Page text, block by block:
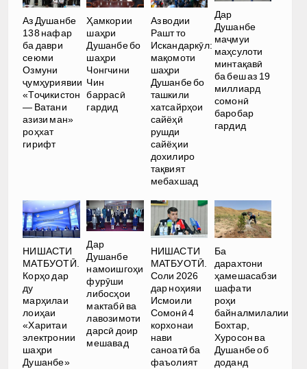
Аз Душанбе
138 нафар
ба даври
сеюми
Озмуни
ҷумҳуриявии
«Тоҷикистон
— Ватани
азизи ман»
роҳхат
гирифт
Ҳамкории
шаҳри
Душанбе бо
шаҳри
Чонгчини
Чин
баррасӣ
гардид
Аз водии
Рашт то
Искандаркӯл:
мақомоти
шаҳри
Душанбе бо
ташкили
хатсайрҳои
сайёҳӣ
рушди
сайёҳии
дохилиро
тақвият
мебахшад
Дар
Душанбе
маҷмуи
маҳсулоти
минтақавӣ
ба беш аз 19
миллиард
сомонӣ
баробар
гардид
НИШАСТИ
МАТБУОТӢ.
Корҳо дар
ду
марҳилаи
лоиҳаи
«Харитаи
электронии
шаҳри
Душанбе»
Дар
Душанбе
намоишгоҳи
фурӯши
либосҳои
мактабӣ ва
лавозимоти
дарсӣ доир
мешавад
НИШАСТИ
МАТБУОТӢ.
Соли 2026
дар ноҳияи
Исмоили
Сомонӣ 4
корхонаи
нави
саноатӣ ба
фаъолият
Ба
дарахтони
ҳамешасабзи
шафати
роҳи
байналмилалии
Бохтар,
Хуросон ва
Душанбе об
доданд